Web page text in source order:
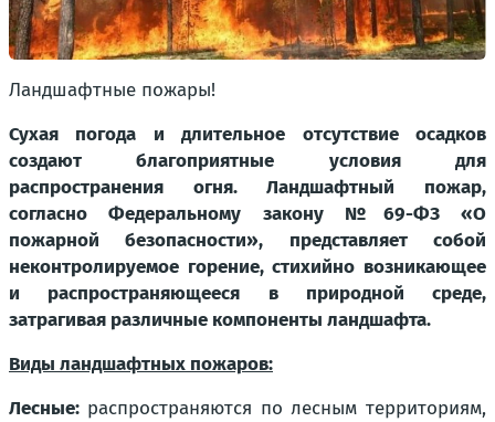
Ландшафтные пожары!
Сухая погода и длительное отсутствие осадков
создают благоприятные условия для
распространения огня. Ландшафтный пожар,
согласно Федеральному закону №69-ФЗ «О
пожарной безопасности», представляет собой
неконтролируемое горение, стихийно возникающее
и распространяющееся в природной среде,
затрагивая различные компоненты ландшафта.
Виды ландшафтных пожаров:
Лесные: распространяются по лесным территориям,